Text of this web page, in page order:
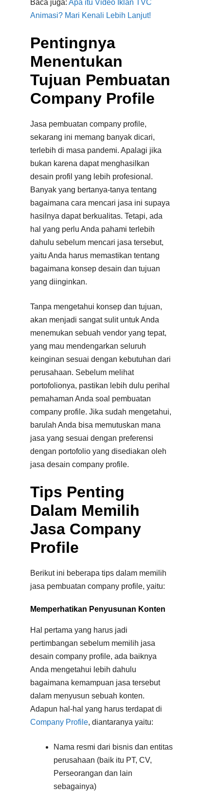
Baca juga:Apa itu Video Iklan TVC
Animasi? Mari Kenali Lebih Lanjut!
Pentingnya
Menentukan
Tujuan Pembuatan
Company Profile
Jasa pembuatan company profile,
sekarang ini memang banyak dicari,
terlebih di masa pandemi. Apalagi jika
bukan karena dapat menghasilkan
desain profil yang lebih profesional.
Banyak yang bertanya-tanya tentang
bagaimana cara mencari jasa ini supaya
hasilnya dapat berkualitas. Tetapi, ada
hal yang perlu Anda pahami terlebih
dahulu sebelum mencari jasa tersebut,
yaitu Anda harus memastikan tentang
bagaimana konsep desain dan tujuan
yang diinginkan.
Tanpa mengetahui konsep dan tujuan,
akan menjadi sangat sulit untuk Anda
menemukan sebuah vendor yang tepat,
yang mau mendengarkan seluruh
keinginan sesuai dengan kebutuhan dari
perusahaan. Sebelum melihat
portofolionya, pastikan lebih dulu perihal
pemahaman Anda soal pembuatan
company profile. Jika sudah mengetahui,
barulah Anda bisa memutuskan mana
jasa yang sesuai dengan preferensi
dengan portofolio yang disediakan oleh
jasa desain company profile.
Tips Penting
Dalam Memilih
Jasa Company
Profile
Berikut ini beberapa tips dalam memilih
jasa pembuatan company profile, yaitu:
Memperhatikan Penyusunan Konten
Hal pertama yang harus jadi
pertimbangan sebelum memilih jasa
desain company profile, ada baiknya
Anda mengetahui lebih dahulu
bagaimana kemampuan jasa tersebut
dalam menyusun sebuah konten.
Adapun hal-hal yang harus terdapat di
Company Profile, diantaranya yaitu:
Nama resmi dari bisnis dan entitas
perusahaan (baik itu PT, CV,
Perseorangan dan lain
sebagainya)